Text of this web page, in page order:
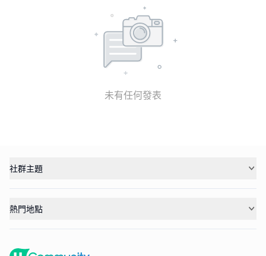
未有任何發表
社群主題
熱門地點